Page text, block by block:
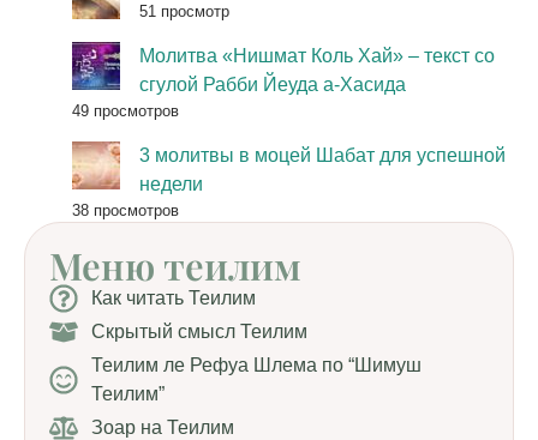
51 просмотр
Молитва «Нишмат Коль Хай» – текст со
сгулой Рабби Йеуда а-Хасида
49 просмотров
3 молитвы в моцей Шабат для успешной
недели
38 просмотров
Меню теилим
Как читать Теилим
Скрытый смысл Теилим
Теилим ле Рефуа Шлема по “Шимуш
Теилим”
Зоар на Теилим